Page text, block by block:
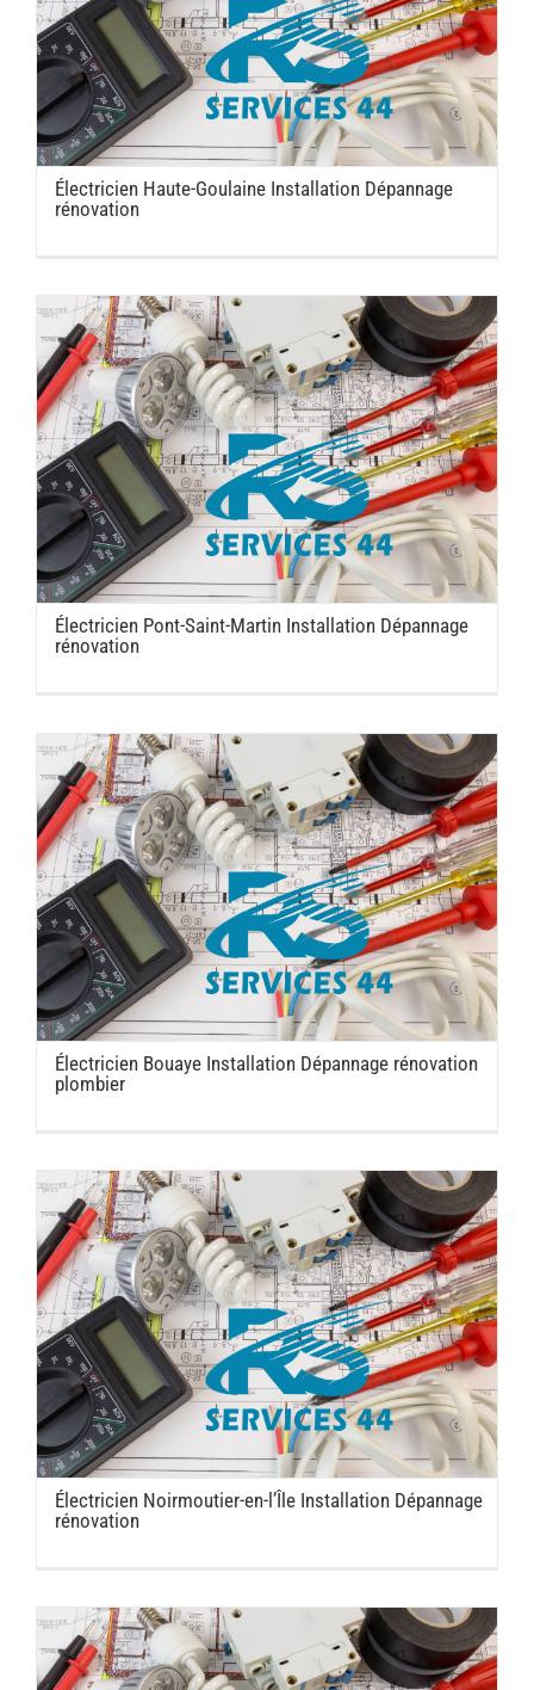
Électricien Haute-Goulaine Installation Dépannage
rénovation
Électricien Pont-Saint-Martin Installation Dépannage
rénovation
Électricien Bouaye Installation Dépannage rénovation
plombier
Électricien Noirmoutier-en-l’Île Installation Dépannage
rénovation